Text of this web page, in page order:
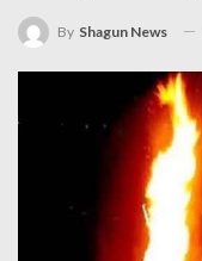
By Shagun News